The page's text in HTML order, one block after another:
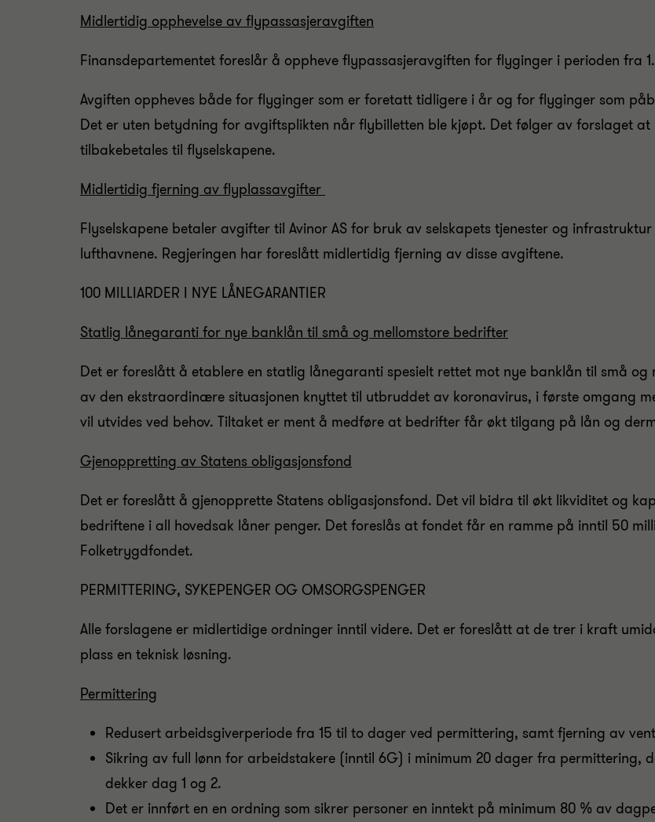
Midlertidig opphevelse av flypassasjeravgiften
Finansdepartementet foreslår å oppheve flypassasjeravgiften for flyginger i perioden fra
Avgiften oppheves både for flyginger som er foretatt tidligere i år og for flyginger som
Det er uten betydning for avgiftsplikten når flybilletten ble kjøpt. Det følger av forslaget
tilbakebetales til flyselskapene.
Midlertidig fjerning av flyplassavgifter
Flyselskapene betaler avgifter til Avinor AS for bruk av selskapets tjenester og
lufthavnene. Regjeringen har foreslått midlertidig fjerning av disse avgiftene.
100 MILLIARDER I NYE LÅNEGARANTIER
Statlig lånegaranti for nye banklån til små og mellomstore bedrifter
Det er foreslått å etablere en statlig lånegaranti spesielt rettet mot nye banklån til små
av den ekstraordinære situasjonen knyttet til utbruddet av koronavirus, i første omgang
vil utvides ved behov. Tiltaket er ment å medføre at bedrifter får økt tilgang på lån og
Gjenoppretting av Statens obligasjonsfond
Det er foreslått å gjenopprette Statens obligasjonsfond. Det vil bidra til økt likviditet og
bedriftene i all hovedsak låner penger. Det foreslås at fondet får en ramme på inntil 50
Folketrygdfondet.
PERMITTERING, SYKEPENGER OG OMSORGSPENGER
Alle forslagene er midlertidige ordninger inntil videre. Det er foreslått at de trer i kraft
plass en teknisk løsning.
Permittering
Redusert arbeidsgiverperiode fra 15 til to dager ved permittering, samt fjerning av
Sikring av full lønn for arbeidstakere (inntil 6G) i minimum 20 dager fra permittering,
dekker dag 1 og 2.
Det er innført en en ordning som sikrer personer en inntekt på minimum 80 % av